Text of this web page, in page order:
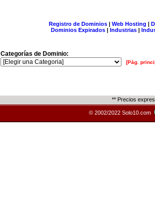
Registro de Dominios| Web Hosting |
Dominios Expirados | Industrias |
Categorías de Dominio:
[Pág.
** Precios
© 2002/2022 Solo10.com